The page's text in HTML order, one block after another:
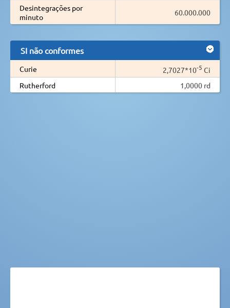
Desintegrações por
minuto
60.000.000
SI não conformes
Curie 2,7027*10-5 Ci
Rutherford
1,0000 rd